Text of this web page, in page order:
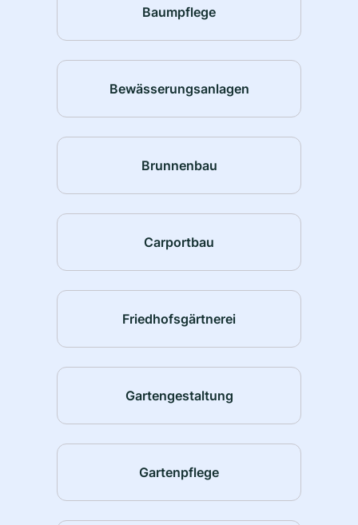
Baumpflege
Bewässerungsanlagen
Brunnenbau
Carportbau
Friedhofsgärtnerei
Gartengestaltung
Gartenpflege